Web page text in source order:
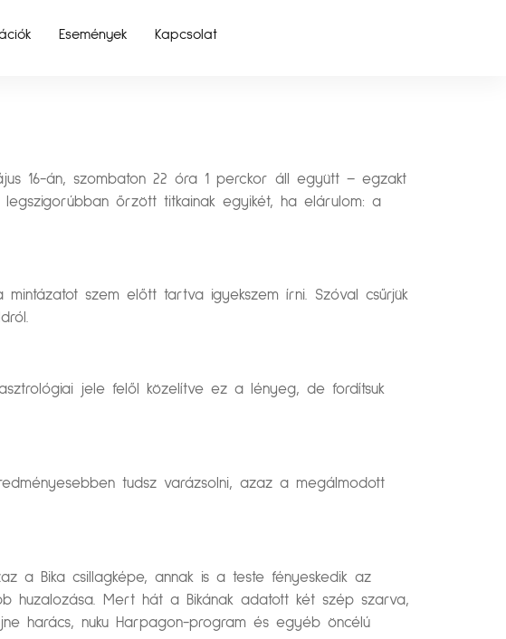
Események Kapcsolat
16-án, szombaton 22 óra 1 perckor áll együtt – egzakt
legszigorúbban őrzött titkainak egyikét, ha elárulom: a
szem előtt tartva igyekszem írni. Szóval csűrjük
jele felől közelítve ez a lényeg, de fordítsuk
tudsz varázsolni, azaz a megálmodott
a Bika csillagképe, annak is a teste fényeskedik az
huzalozása. Mert hát a Bikának adatott két szép szarva,
harács, nuku Harpagon-program és egyéb öncélú